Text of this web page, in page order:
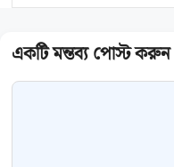
Comment